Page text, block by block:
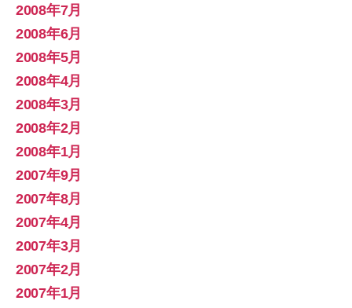
2008年7月
2008年6月
2008年5月
2008年4月
2008年3月
2008年2月
2008年1月
2007年9月
2007年8月
2007年4月
2007年3月
2007年2月
2007年1月